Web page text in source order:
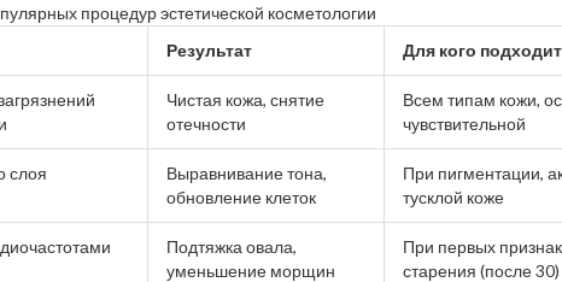
процедур эстетической косметологии
Результат Для кого подходит
Чистая кожа, снятие
отечности
Всем типам кожи,
чувствительной
слоя
Выравнивание тона,
обновление клеток
При пигментации,
тусклой коже
Подтяжка овала,
уменьшение морщин
При первых
старения (после 30)